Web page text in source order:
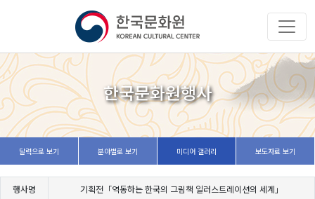
한국문화원행사
달력으로 보기 분야별로 보기 미디어 갤러리 보도자료 보기
행사명 기획전「역동하는 한국의 그림책 일러스트레이션의 세계」